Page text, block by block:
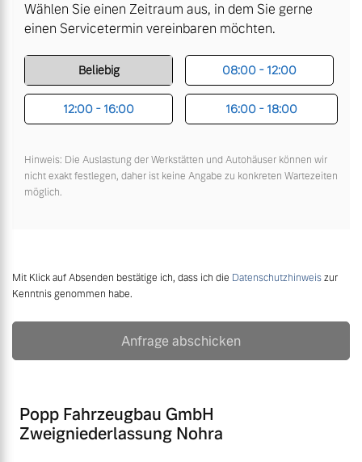
Wählen Sie einen Zeitraum aus, in dem Sie gerne
einen Servicetermin vereinbaren möchten.
Beliebig 08:00 - 12:00
12:00 - 16:00 16:00 - 18:00
Hinweis: Die Auslastung der Werkstätten und Autohäuser können wir
nicht exakt festlegen, daher ist keine Angabe zu konkreten Wartezeiten
möglich.
Mit Klick auf Absenden bestätige ich, dass ich die Datenschutzhinweiszur
Kenntnis genommen habe.
Anfrage abschicken
Popp Fahrzeugbau GmbH
Zweigniederlassung Nohra